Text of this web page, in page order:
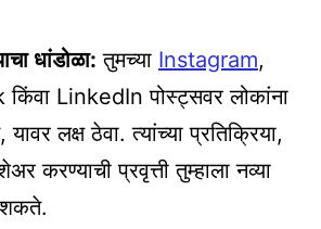
धांडोळा: तुमच्या Instagram,
LinkedIn पोस्ट्सवर लोकांना
लक्ष ठेवा. त्यांच्या प्रतिक्रिया,
करण्याची प्रवृत्ती तुम्हाला नव्या